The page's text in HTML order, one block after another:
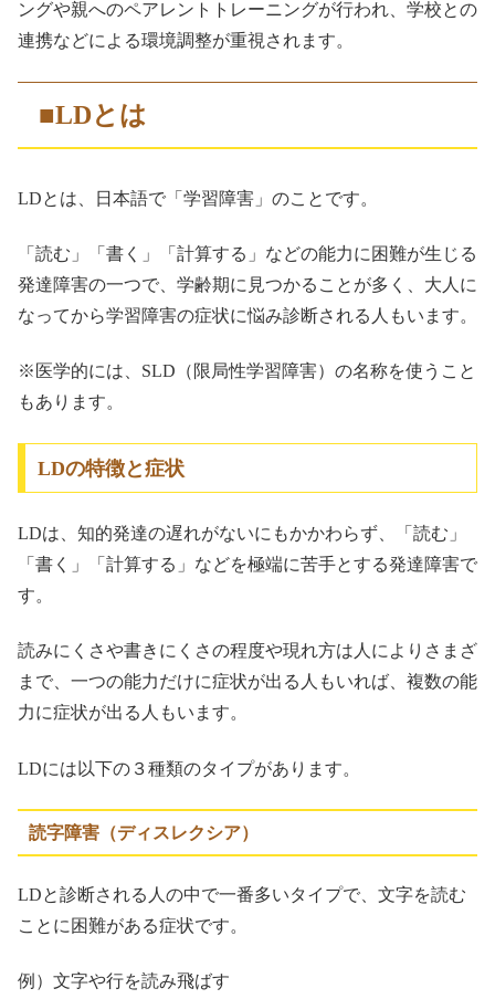
ングや親へのペアレントトレーニングが行われ、学校との
連携などによる環境調整が重視されます。
■LDとは
LDとは、日本語で「学習障害」のことです。
「読む」「書く」「計算する」などの能力に困難が生じる
発達障害の一つで、学齢期に見つかることが多く、大人に
なってから学習障害の症状に悩み診断される人もいます。
※医学的には、SLD（限局性学習障害）の名称を使うこと
もあります。
LDの特徴と症状
LDは、知的発達の遅れがないにもかかわらず、「読む」
「書く」「計算する」などを極端に苦手とする発達障害で
す。
読みにくさや書きにくさの程度や現れ方は人によりさまざ
まで、一つの能力だけに症状が出る人もいれば、複数の能
力に症状が出る人もいます。
LDには以下の３種類のタイプがあります。
読字障害（ディスレクシア）
LDと診断される人の中で一番多いタイプで、文字を読む
ことに困難がある症状です。
例）文字や行を読み飛ばす